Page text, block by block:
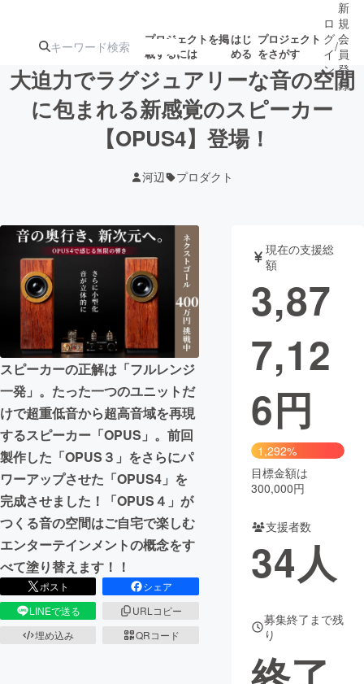
プロジェクトを掲
載するには
はじ
める
プロジェクト
をさがす
注目のリ 注目の新着プロ
募集終了が近いプ
テクノロジー・ガジェット
映像・映画 書籍・雑誌
ビジネス・起業 チャレンジ
まちづくり・地域活性化
CAMPFIRE for Social Good
CAMPFIRE Creation
CAMPFIREふるさと納税
コミュニティ
ロ
グ
イ
ン
/
新
規
会
員
登
録
大迫力でラグジュアリーな音の空間
に包まれる新感覚のスピーカー
【OPUS4】登場！
河辺 プロダクト
スピーカーの正解は「フルレンジ
一発」。たった一つのユニットだ
けで超重低音から超高音域を再現
するスピーカー「OPUS」。前回
製作した「OPUS３」をさらにパ
ワーアップさせた「OPUS4」を
完成させました！「OPUS４」が
つくる音の空間はご自宅で楽しむ
エンターテインメントの概念をす
べて塗り替えます！！
ポスト
シェア
LINEで送る
URLコピー
埋め込み
QRコード
現在の支援総
額
3,87
7,12
6円
1,292%
目標金額は
300,000円
支援者数
34人
募集終了まで残
り